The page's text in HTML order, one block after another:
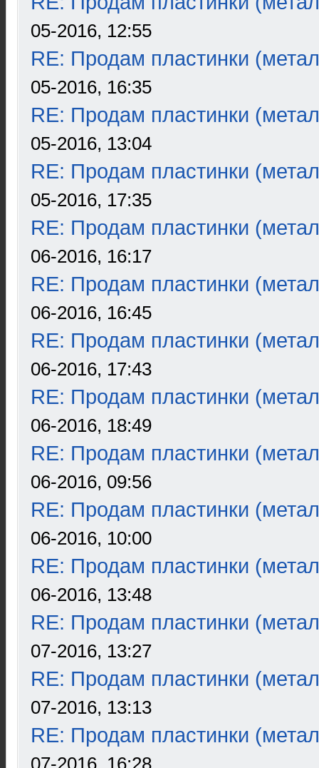
05-2016, 12:55
RE: Продам пластинки
05-2016, 16:35
RE: Продам пластинки
05-2016, 13:04
RE: Продам пластинки
05-2016, 17:35
RE: Продам пластинки
06-2016, 16:17
RE: Продам пластинки
06-2016, 16:45
RE: Продам пластинки
06-2016, 17:43
RE: Продам пластинки
06-2016, 18:49
RE: Продам пластинки
06-2016, 09:56
RE: Продам пластинки
06-2016, 10:00
RE: Продам пластинки
06-2016, 13:48
RE: Продам пластинки
07-2016, 13:27
RE: Продам пластинки
07-2016, 13:13
RE: Продам пластинки
07-2016, 16:28